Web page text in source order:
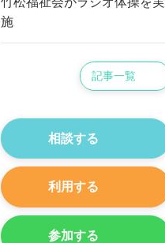
施
記事一覧
相談する
利用する
参加する